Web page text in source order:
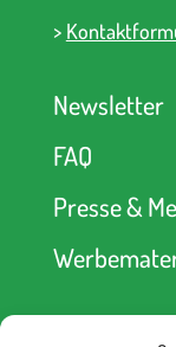
>
Newsletter
FAQ
Presse &